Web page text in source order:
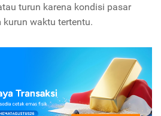
turun karena kondisi pasar
waktu tertentu.